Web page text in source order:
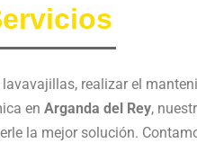
realizar el
en Arganda del Rey,
la mejor solución.